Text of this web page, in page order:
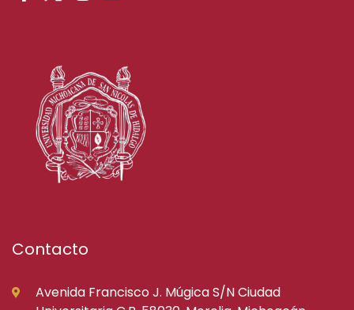
Contacto
Avenida Francisco J. Múgica S/N Ciudad